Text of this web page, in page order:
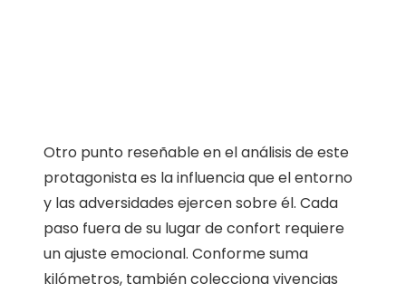
Otro punto reseñable en el análisis de este
protagonista es la influencia que el entorno
y las adversidades ejercen sobre él. Cada
paso fuera de su lugar de confort requiere
un ajuste emocional. Conforme suma
kilómetros, también colecciona vivencias